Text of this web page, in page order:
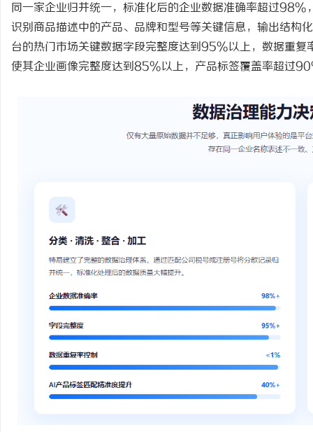
同一家企业归并统一，标准化后的企业数据准确率超过98%
识别商品描述中的产品、品牌和型号等关键信息，输出结
台的热门市场关键数据字段完整度达到95%以上，数据重
使其企业画像完整度达到85%以上，产品标签覆盖率超过